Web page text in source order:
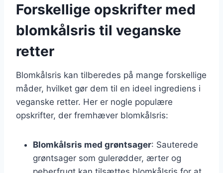
Forskellige opskrifter med
blomkålsris til veganske
retter
Blomkålsris kan tilberedes på mange forskellige
måder, hvilket gør dem til en ideel ingrediens i
veganske retter. Her er nogle populære
opskrifter, der fremhæver blomkålsris:
Blomkålsris med grøntsager: Sauterede
grøntsager som gulerødder, ærter og